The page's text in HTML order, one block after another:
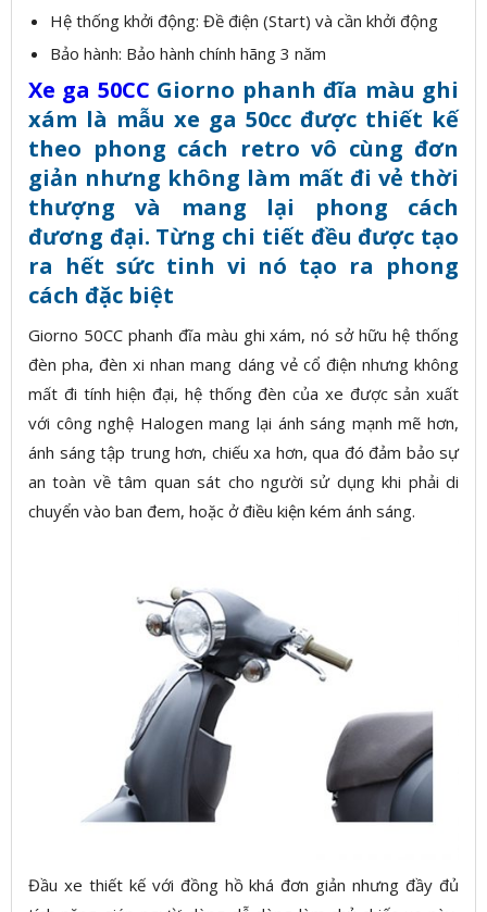
Hệ thống khởi động: Đề điện (Start) và cần khởi động
Bảo hành: Bảo hành chính hãng 3 năm
Xe ga 50CC Giorno phanh đĩa màu ghi
xám là mẫu xe ga 50cc được thiết kế
theo phong cách retro vô cùng đơn
giản nhưng không làm mất đi vẻ thời
thượng và mang lại phong cách
đương đại. Từng chi tiết đều được tạo
ra hết sức tinh vi nó tạo ra phong
cách đặc biệt
Giorno 50CC phanh đĩa màu ghi xám, nó sở hữu hệ thống
đèn pha, đèn xi nhan mang dáng vẻ cổ điện nhưng không
mất đi tính hiện đại, hệ thống đèn của xe được sản xuất
với công nghệ Halogen mang lại ánh sáng mạnh mẽ hơn,
ánh sáng tập trung hơn, chiếu xa hơn, qua đó đảm bảo sự
an toàn về tâm quan sát cho người sử dụng khi phải di
chuyển vào ban đem, hoặc ở điều kiện kém ánh sáng.
Đầu xe thiết kế với đồng hồ khá đơn giản nhưng đầy đủ